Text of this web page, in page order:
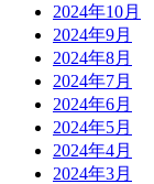
2024年10月
2024年9月
2024年8月
2024年7月
2024年6月
2024年5月
2024年4月
2024年3月